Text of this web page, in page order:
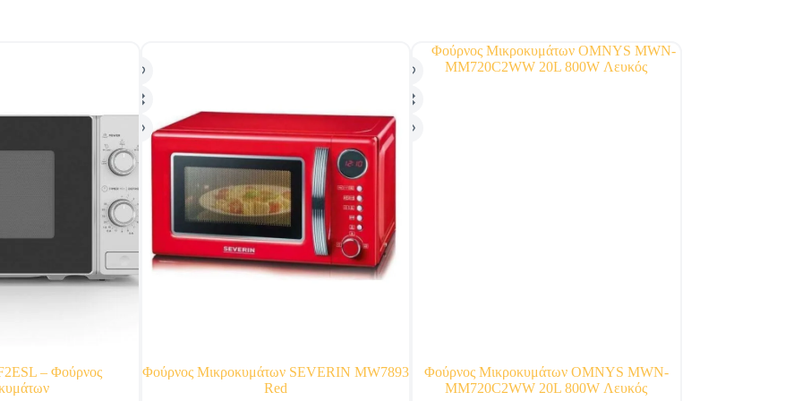
– Φούρνος
Φούρνος Μικροκυμάτων SEVERIN MW7893
Red
Φούρνος Μικροκυμάτων OMNYS MWN-
MM720C2WW 20L 800W Λευκός
SALE!